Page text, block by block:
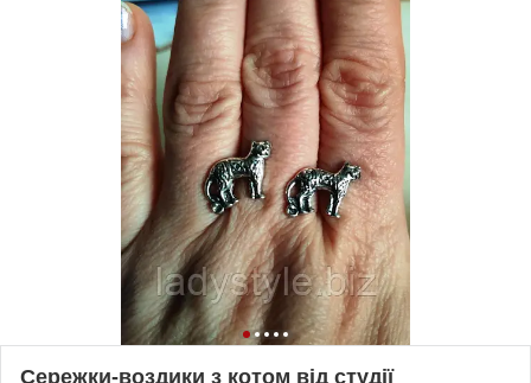
Сережки-воздики з котом від студії